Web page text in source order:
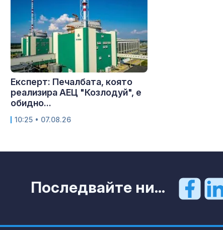
Експерт: Печалбата, която
реализира АЕЦ "Козлодуй", е
обидно...
10:25 • 07.08.26
Последвайте ни...